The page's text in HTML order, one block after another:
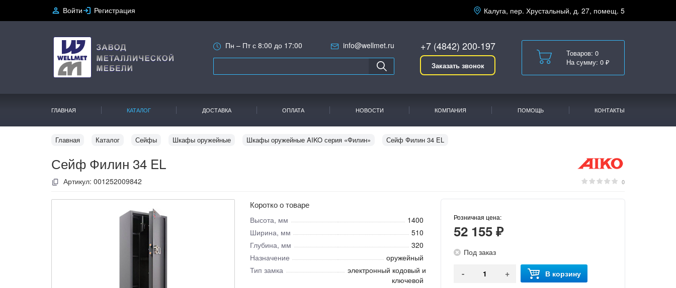
Войти Регистрация Калуга, пер. Хрустальный, д. 27, помещ. 5
Пн – Пт с 8:00 до 17:00 info@wellmet.ru +7 (4842) 200-197
Заказать звонок
Товаров: 0
На сумму: 0 ₽
ГЛАВНАЯ КАТАЛОГ ДОСТАВКА ОПЛАТА НОВОСТИ КОМПАНИЯ ПОМОЩЬ КОНТАКТЫ
Главная Каталог Сейфы Шкафы оружейные Шкафы оружейные AIKO серия «Филин» Сейф Филин 34 EL
Сейф Филин 34 EL
Артикул: 001252009842 0
Коротко о товаре
Высота, мм
1400
Ширина, мм
510
Глубина, мм
320
Назначение
оружейный
Тип замка
электронный кодовый и
ключевой
Розничная цена:
52 155 ₽
Под заказ
- + В корзину